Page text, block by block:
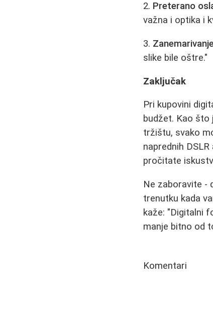
2. Preterano
važna i optika i
3.
slike bile oštre."
Zaključak
Pri kupovini
budžet. Kao što
tržištu, svako
naprednih
pročitate
Ne zaboravite -
trenutku kada
kaže: "Digitalni
manje bitno od
Komentari